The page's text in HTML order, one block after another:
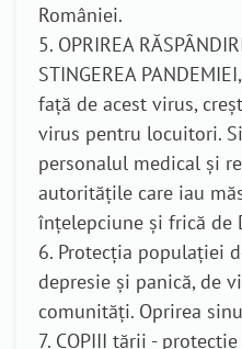
României.
5. OPRIREA
STINGEREA
față de acest virus,
virus pentru locuitori.
personalul medical și
autoritățile care iau
înțelepciune și frică de
6. Protecția populației
depresie și panică, de
comunități. Oprirea
7. COPIII țării -